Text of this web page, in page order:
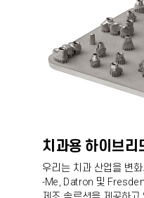
치과용 하이브리
우리는 치과 산업을 변
-Me, Datron 및